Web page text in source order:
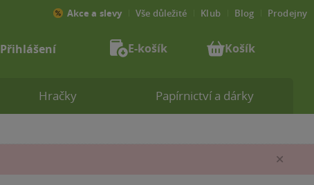
Hračky Papírnictví a dárky
Akce a slevy Vše důležité Klub Blog Prodejny
Přihlášení E-košík Košík